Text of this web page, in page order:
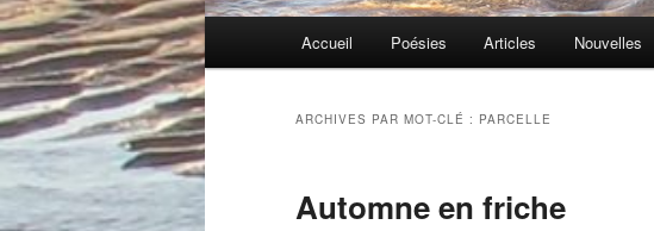
Accueil Poésies Articles Nouvelles
ARCHIVES PAR MOT-CLÉ : PARCELLE
Automne en friche